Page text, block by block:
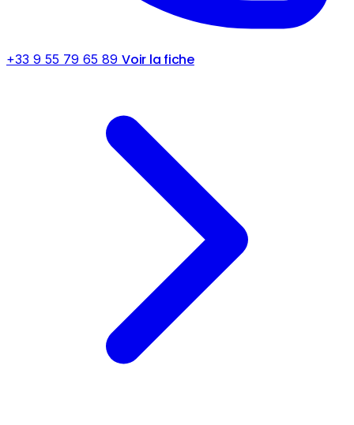
+33 9 55 79 65 89 Voir la fiche